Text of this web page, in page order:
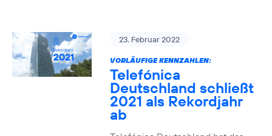
23. Februar 2022
VORLÄUFIGE KENNZAHLEN:
Telefónica
Deutschland schließt
2021 als Rekordjahr
ab